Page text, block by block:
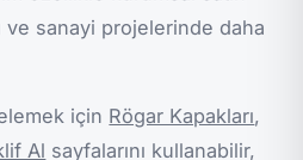
ve sanayi projelerinde daha
için Rögar Kapakları,
Al sayfalarını kullanabilir,